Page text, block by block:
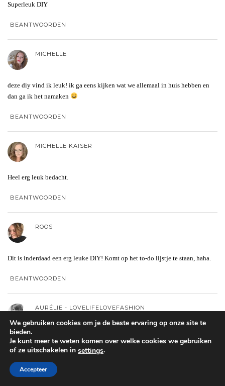
Superleuk DIY
BEANTWOORDEN
MICHELLE
deze diy vind ik leuk! ik ga eens kijken wat we allemaal in huis hebben en
dan ga ik het namaken
BEANTWOORDEN
MICHELLE KAISER
Heel erg leuk bedacht.
BEANTWOORDEN
ROOS
Dit is inderdaad een erg leuke DIY! Komt op het to-do lijstje te staan, haha.
BEANTWOORDEN
AURÉLIE - LOVELIFELOVEFASHION
Geweldig gewoon! Zou ik zelf ook wel durven uitproberen!! En je laat het zo
simpel lijken ^^
x Aurélie
We gebruiken cookies om je de beste ervaring op onze site te
bieden.
Je kunt meer te weten komen over welke cookies we gebruiken
of ze uitschakelen in settings.
Accepteer